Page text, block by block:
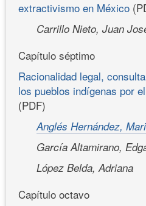
extractivismo en México
Carrillo Nieto, Juan
Capítulo séptimo
Racionalidad legal,
los pueblos indígenas por
(PDF)
Anglés Hernández,
García Altamirano,
López Belda, Adriana
Capítulo octavo